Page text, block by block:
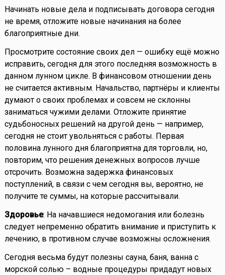
Начинать новые дела и подписывать договора сегодня
не время, отложите новые начинания на более
благоприятные дни.
Просмотрите состояние своих дел — ошибку ещё можно
исправить, сегодня для этого последняя возможность в
данном лунном цикле. В финансовом отношении день
не считается активным. Начальство, партнёры и клиенты
думают о своих проблемах и совсем не склонны
заниматься чужими делами. Отложите принятие
судьбоносных решений на другой день — например,
сегодня не стоит увольняться с работы. Первая
половина лунного дня благоприятна для торговли, но,
повторим, что решения денежных вопросов лучше
отсрочить. Возможна задержка финансовых
поступлений, в связи с чем сегодня вы, вероятно, не
получите те суммы, на которые рассчитывали.
Здоровье: На начавшиеся недомогания или болезнь
следует непременно обратить внимание и приступить к
лечению, в противном случае возможны осложнения.
Сегодня весьма будут полезны сауна, баня, ванна с
морской солью – водные процедуры придадут новых